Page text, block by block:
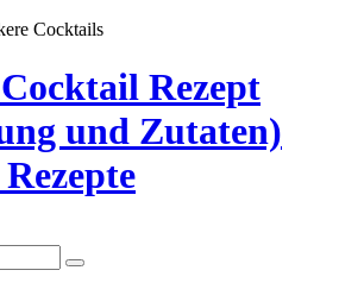
Cocktails
Rezept
und Zutaten)